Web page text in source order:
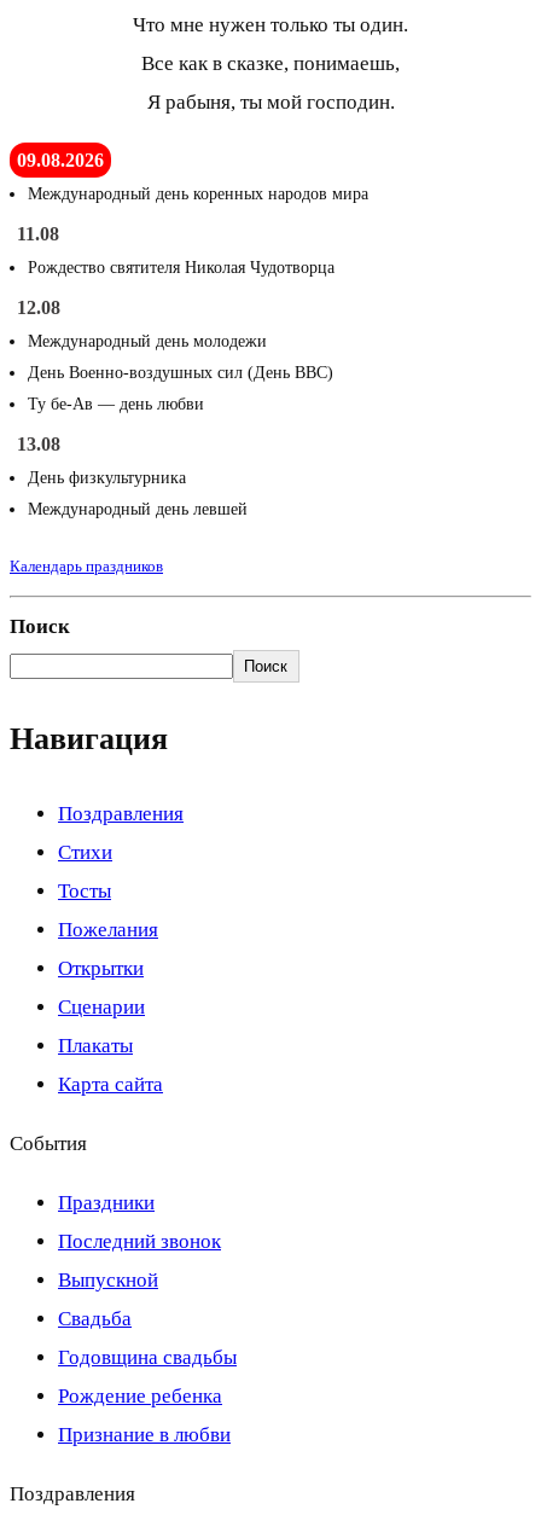
Что мне нужен только ты один.
Все как в сказке, понимаешь,
Я рабыня, ты мой господин.
09.08.2026
Международный день коренных народов мира
11.08
Рождество святителя Николая Чудотворца
12.08
Международный день молодежи
День Военно-воздушных сил (День ВВС)
Ту бе-Ав — день любви
13.08
День физкультурника
Международный день левшей
Календарь праздников
Поиск
Поиск
Навигация
Поздравления
Стихи
Тосты
Пожелания
Открытки
Сценарии
Плакаты
Карта сайта
События
Праздники
Последний звонок
Выпускной
Свадьба
Годовщина свадьбы
Рождение ребенка
Признание в любви
Поздравления